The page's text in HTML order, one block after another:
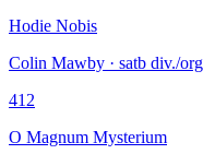
Hodie Nobis
Colin Mawby · satb div./
412
O Magnum Mysterium